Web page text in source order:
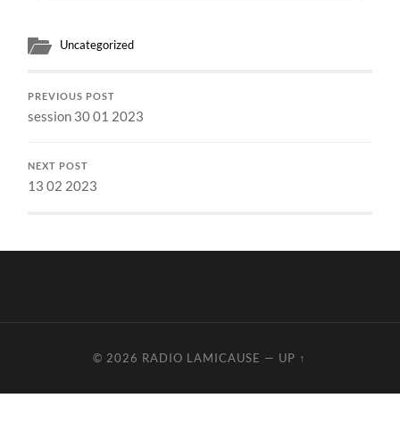
Uncategorized
PREVIOUS POST
session 30 01 2023
NEXT POST
13 02 2023
© 2026 RADIO LAMICAUSE — UP ↑